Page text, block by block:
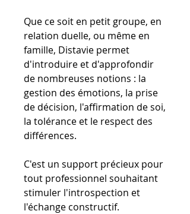
Que ce soit en petit groupe, en
relation duelle, ou même en
famille, Distavie permet
d'introduire et d'approfondir
de nombreuses notions : la
gestion des émotions, la prise
de décision, l'affirmation de soi,
la tolérance et le respect des
différences.
C'est un support précieux pour
tout professionnel souhaitant
stimuler l'introspection et
l'échange constructif.